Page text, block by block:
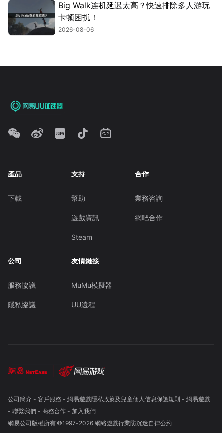
Big Walk连机延迟太高？快速排除多人游玩
卡顿困扰！
2026-08-06
產品
下載
支持
幫助
遊戲資訊
Steam
合作
業務咨詢
網吧合作
公司
服務協議
隱私協議
友情鏈接
MuMu模擬器
UU遠程
公司簡介- 客戶服務 - 網易遊戲隱私政策及兒童個人信息保護規則 - 網易遊戲
- 聯繫我們- 商務合作- 加入我們
網易公司版權所有 ©1997-2026 網絡遊戲行業防沉迷自律公約